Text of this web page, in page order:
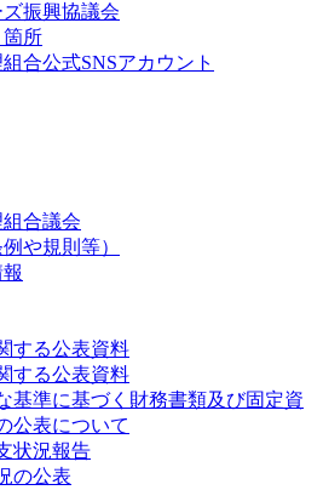
振興協議会
箇所
合公式SNSアカウント
合議会
や規則等）
する公表資料
する公表資料
基準に基づく財務書類及び固定資
公表について
状況報告
の公表